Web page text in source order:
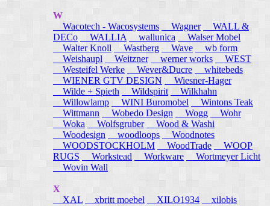
W
Wacotech - Wacosystems
Wagner
WALL &
DECo
WALLIA wallunica
Walser Mobel
Walter Knoll
Wastberg Wave
wb form
Weishaupl
Weitzner werner works
WEST
Westeifel Werke
Wever&Ducre
whitebeds
WIENER GTV DESIGN
Wiesner-Hager
Wilde + Spieth
Wildspirit
Wilkhahn
Willowlamp
WINI Buromobel
Wintons Teak
Wittmann
Wobedo Design Wogg
Wohr
Woka
Wolfsgruber
Wood & Washi
Woodesign
woodloops
Woodnotes
WOODSTOCKHOLM
WoodTrade
WOOP
RUGS
Workstead Workware
Wortmeyer Licht
Wovin Wall
X
XAL
xbritt moebel XILO1934 xilobis